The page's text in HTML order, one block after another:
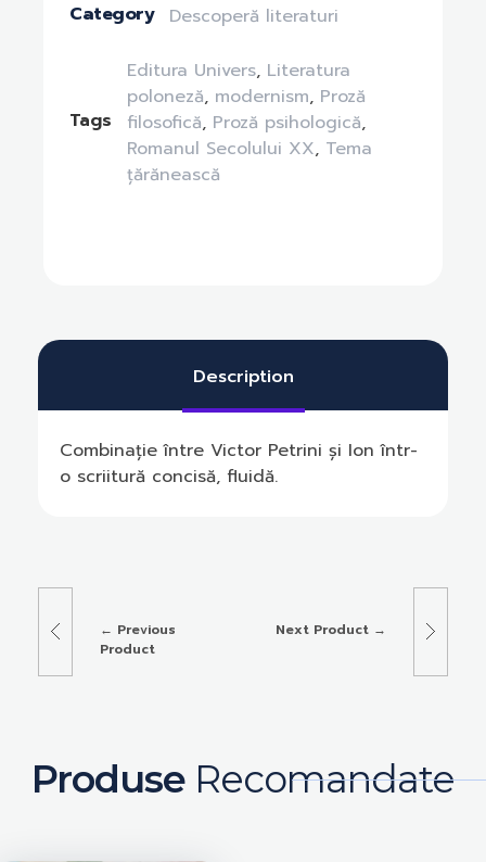
Category Descoperă literaturi
Tags
Editura Univers, Literatura
poloneză, modernism, Proză
filosofică, Proză psihologică,
Romanul Secolului XX, Tema
țărănească
Description
Combinație între Victor Petrini și Ion într-
o scriitură concisă, fluidă.
Previous
Product
Next Product
Produse Recomandate